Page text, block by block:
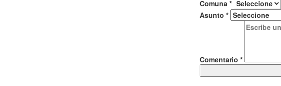
Comuna *
Asunto *
Comentario *